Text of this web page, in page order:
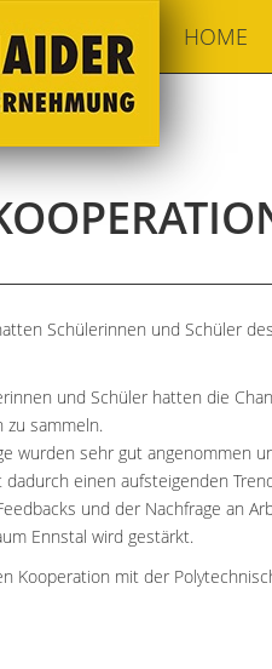
HOME
Schülerinnen und Schüler
und Schüler hatten die
zu sammeln.
wurden sehr gut angenommen
dadurch einen aufsteigenden
und der Nachfrage an
Ennstal wird gestärkt.
Kooperation mit der